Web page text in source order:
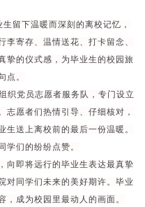
生留下温暖而深刻的离校记忆，
寄存、温情送花、打卡留念、
挚的仪式感，为毕业生的校园旅
点。
织党员志愿者服务队，专门设立
志愿者们热情引导、仔细核对，
送上离校前的最后一份温暖。
学们的纷纷点赞。
向即将远行的毕业生表达最真挚
对同学们未来的美好期许。毕业
，成为校园里最动人的画面。